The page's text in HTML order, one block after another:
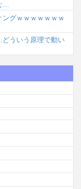
…
ングｗｗｗｗｗｗｗ
ういう原理で動い